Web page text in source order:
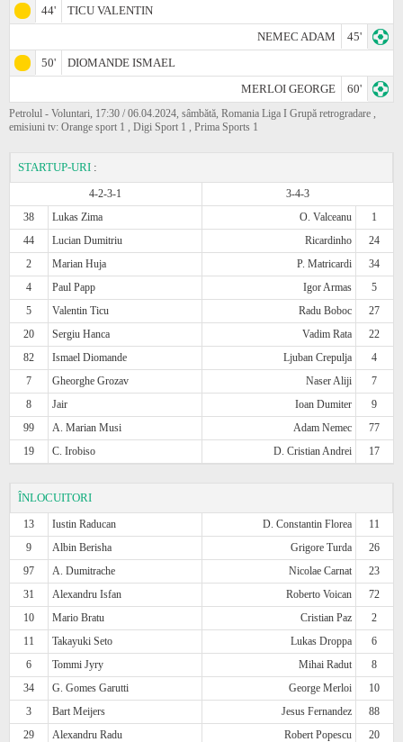
44'
TICU VALENTIN
NEMEC ADAM
45'
50'
DIOMANDE ISMAEL
MERLOI GEORGE
60'
Petrolul - Voluntari, 17:30 / 06.04.2024, sâmbătă, Romania Liga I Grupă retrogradare ,
emisiuni tv: Оrange sport 1 , Digi Sport 1 , Prima Sports 1
STARTUP-URI :
4-2-3-1
3-4-3
38
Lukas Zima O. Valceanu
1
44
Lucian Dumitriu Ricardinho
24
2
Marian Huja P. Matricardi
34
4
Paul Papp Igor Armas
5
5
Valentin Ticu Radu Boboc
27
20
Sergiu Hanca Vadim Rata
22
82
Ismael Diomande Ljuban Crepulja
4
7
Gheorghe Grozav Naser Aliji
7
8
Jair Ioan Dumiter
9
99
A. Marian Musi Adam Nemec
77
19
C. Irobiso D. Cristian Andrei 17
ÎNLOCUITORI
13 Iustin Raducan D. Constantin Florea
11
9
Albin Berisha Grigore Turda
26
97
A. Dumitrache Nicolae Carnat
23
31
Alexandru Isfan Roberto Voican
72
10
Mario Bratu Cristian Paz
2
11
Takayuki Seto Lukas Droppa
6
6
Tommi Jyry Mihai Radut
8
34
G. Gomes Garutti George Merloi
10
3
Bart Meijers Jesus Fernandez
88
29
Alexandru Radu Robert Popescu
20